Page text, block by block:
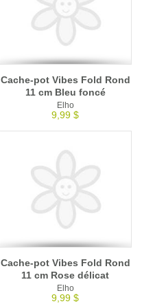
Cache-pot Vibes Fold Rond
11 cm Bleu foncé
Elho
9,99 $
Cache-pot Vibes Fold Rond
11 cm Rose délicat
Elho
9,99 $